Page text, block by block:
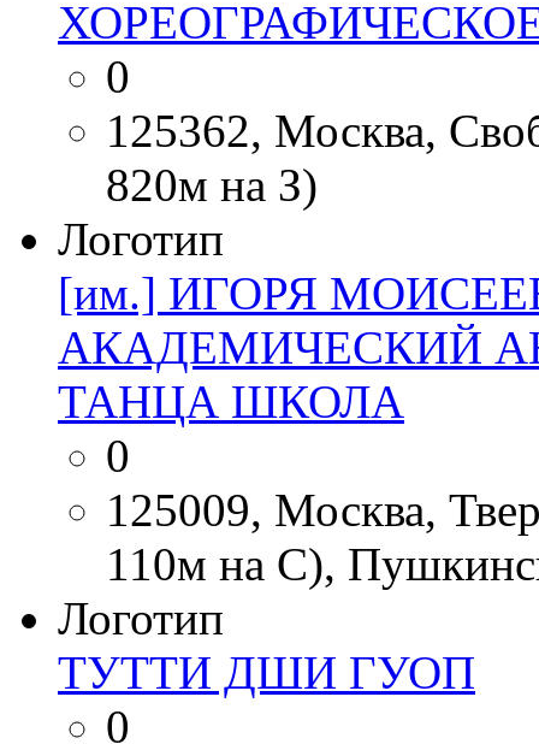
0
125362, Москва,
820м на З)
Логотип
[им.] ИГОРЯ
АКАДЕМИЧЕСКИЙ
ТАНЦА ШКОЛА
0
125009, Москва,
110м на С),
Логотип
ТУТТИ ДШИ ГУОП
0